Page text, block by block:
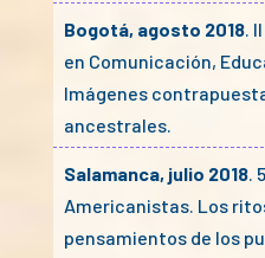
Bogotá, agosto 2018.
en Comunicación,
Imágenes
ancestrales.
Salamanca, julio 2018.
Americanistas. Los
pensamientos de los